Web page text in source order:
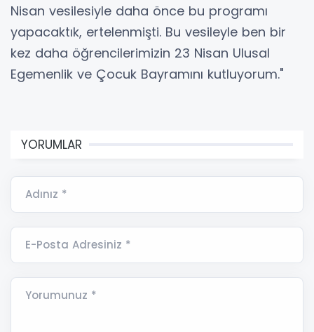
Nisan vesilesiyle daha önce bu programı
yapacaktık, ertelenmişti. Bu vesileyle ben bir
kez daha öğrencilerimizin 23 Nisan Ulusal
Egemenlik ve Çocuk Bayramını kutluyorum."
YORUMLAR
Adınız *
E-Posta Adresiniz *
Yorumunuz *